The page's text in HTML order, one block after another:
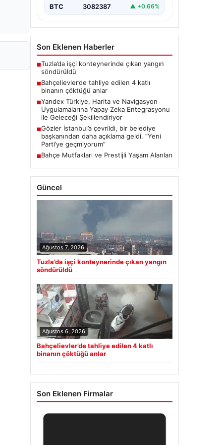
BTC 3082387 ▲ +0.66%
Son Eklenen Haberler
■Tuzla’da işçi konteynerinde çıkan yangın
söndürüldü
■Bahçelievler’de tahliye edilen 4 katlı
binanın çöktüğü anlar
■Yandex Türkiye, Harita ve Navigasyon
Uygulamalarına Yapay Zeka Entegrasyonu
ile Geleceği Şekillendiriyor
■Gözler İstanbul’a çevrildi, bir belediye
başkanından daha açıklama geldi. “Yeni
Parti’ye geçmiyorum”
■Bahçe Mutfakları ve Prestijli Yaşam Alanları
Güncel
Ağustos 7, 2026
Tuzla’da işçi konteynerinde çıkan yangın
söndürüldü
Ağustos 6, 2026
Bahçelievler’de tahliye edilen 4 katlı
binanın çöktüğü anlar
Son Eklenen Firmalar